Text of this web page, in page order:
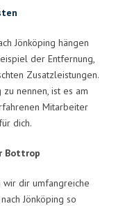
Jönköping hängen
der Entfernung,
Zusatzleistungen.
nennen, ist es am
Mitarbeiter
dich.
Bottrop
dir umfangreiche
Jönköping so